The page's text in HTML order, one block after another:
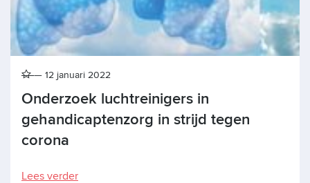
Onderzoek luchtreinigers in
gehandicaptenzorg in strijd tegen
corona
12 januari 2022
Lees verder